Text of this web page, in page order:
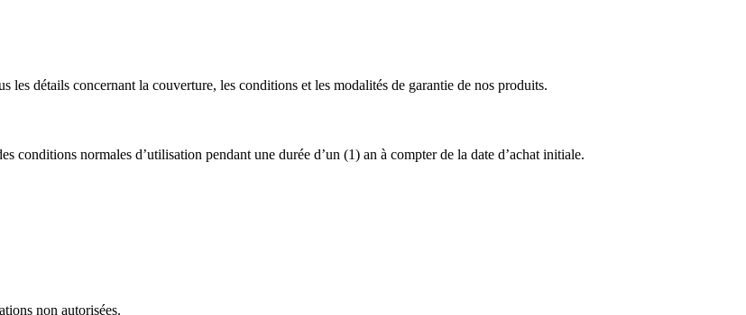
détails concernant la couverture, les conditions et les modalités de garantie de nos produits.
conditions normales d’utilisation pendant une durée d’un (1) an à compter de la date d’achat initiale.
non autorisées.